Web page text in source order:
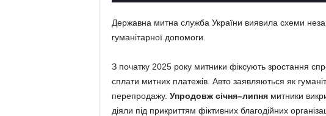
Державна митна служба України виявила схеми
гуманітарної допомоги.
З початку 2025 року митники фіксують зростання
сплати митних платежів. Авто заявляються як
перепродажу. Упродовж січня–липнямитники
діяли під прикриттям фіктивних благодійних